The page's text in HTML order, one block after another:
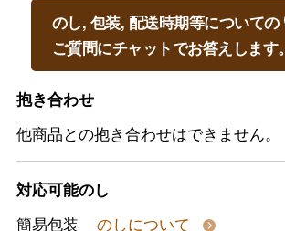
のし, 包装, 配送時期等についての
ご質問にチャットでお答えします。
抱き合わせ
他商品との抱き合わせはできません。
対応可能のし
簡易包装
のしについて